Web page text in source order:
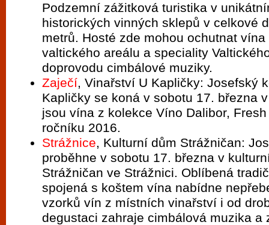
Podzemní zážitková turistika v
historických vinných sklepů v celkové
metrů. Hosté zde mohou ochutnat
valtického areálu a speciality
doprovodu cimbálové muziky.
Zaječí, Vinařství U Kapličky: Josefský
Kapličky se koná v sobotu 17. března
jsou vína z kolekce Víno Dalibor,
ročníku 2016.
Strážnice, Kulturní dům Strážničan:
proběhne v sobotu 17. března v
Strážničan ve Strážnici. Oblíbená
spojená s koštem vína nabídne
vzorků vín z místních vinařství i od
degustaci zahraje cimbálová muzika a